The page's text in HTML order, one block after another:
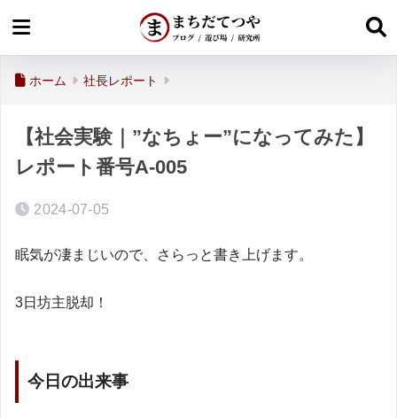
ホーム 社長レポート
【社会実験｜”なちょー”になってみた】
レポート番号A-005
2024-07-05
眠気が凄まじいので、さらっと書き上げます。
3日坊主脱却！
今日の出来事